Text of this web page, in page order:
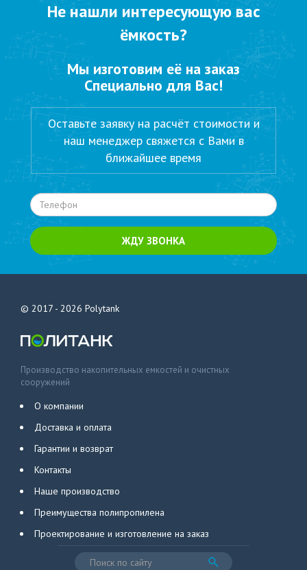
Не нашли интересующую вас
ёмкость?
Мы изготовим её на заказ
Специально для Вас!
Оставьте заявку на расчёт стоимости и
наш менеджер свяжется с Вами в
ближайшее время
ЖДУ ЗВОНКА
© 2017 - 2026 Polytank
Производство накопительных емкостей и очистных
сооружений
О компании
Доставка и оплата
Гарантии и возврат
Контакты
Наше производство
Преимущества полипропилена
Проектирование и изготовление на заказ